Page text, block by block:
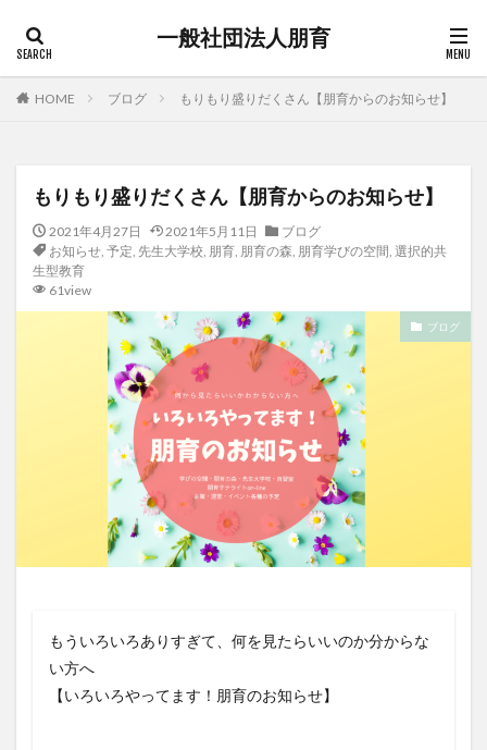
一般社団法人朋育
HOME ブログ もりもり盛りだくさん【朋育からのお知らせ】
もりもり盛りだくさん【朋育からのお知らせ】
2021年4月27日 2021年5月11日
ブログ
お知らせ, 予定, 先生大学校, 朋育, 朋育の森, 朋育学びの空間, 選択的共
生型教育
61view
ブログ
もういろいろありすぎて、何を見たらいいのか分からな
い方へ
【いろいろやってます！朋育のお知らせ】